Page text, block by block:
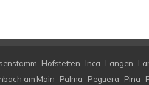
Hofstetten Inca Langen
am Main Palma Peguera Pina